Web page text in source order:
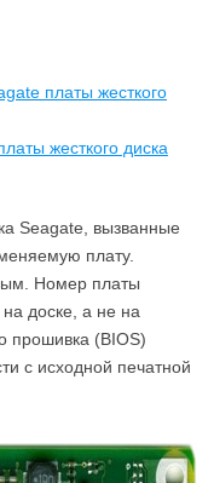
платы жесткого
жесткого диска
Seagate, вызванные
плату.
Номер платы
доске, а не на
прошивка (BIOS)
с исходной печатной